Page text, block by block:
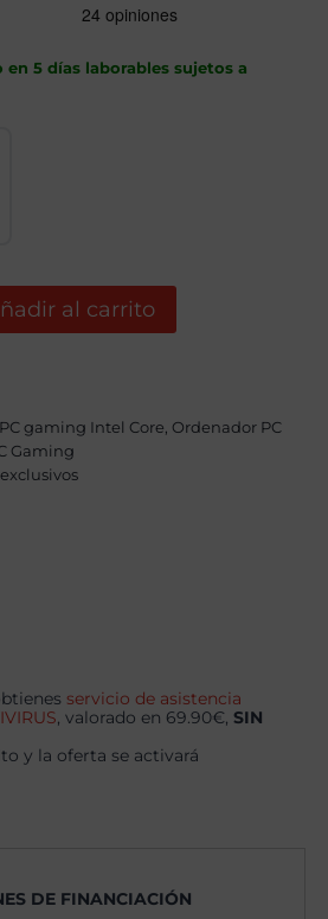
en 5 días laborables sujetos a
al carrito
gaming Intel Core Ordenador PC
Gaming
servicio de asistencia
, valorado en 69.90€,SIN
y la oferta se activará
DE FINANCIACIÓN